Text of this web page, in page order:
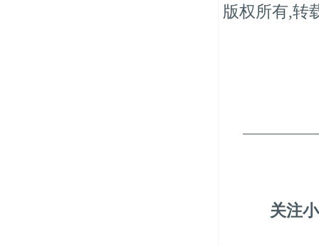
版权所有,转
关注